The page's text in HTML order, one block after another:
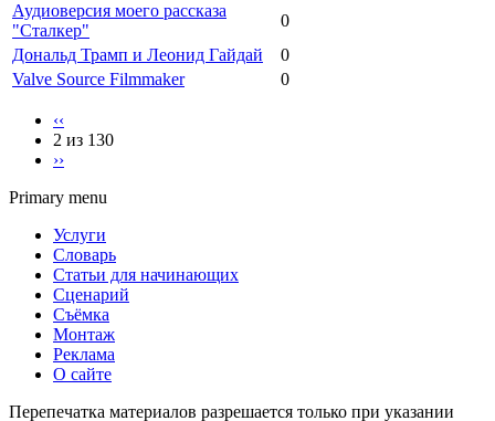
Аудиоверсия моего рассказа
"Сталкер"
0
Дональд Трамп и Леонид Гайдай
0
Valve Source Filmmaker
0
‹‹
2 из 130
››
Primary menu
Услуги
Словарь
Статьи для начинающих
Сценарий
Съёмка
Монтаж
Реклама
О сайте
Перепечатка материалов разрешается только при указании